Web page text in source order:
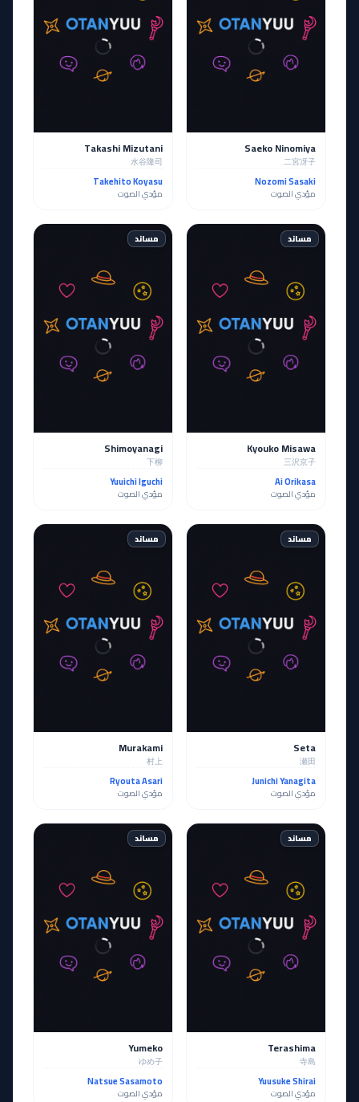
Saeko Ninomiya
二宮冴子
Nozomi Sasaki
مؤدي الصوت
Takashi Mizutani
水谷隆司
Takehito Koyasu
مؤدي الصوت
مساند
Kyouko Misawa
三沢京子
Ai Orikasa
مؤدي الصوت
مساند
Shimoyanagi
下柳
Yuuichi Iguchi
مؤدي الصوت
مساند
Seta
瀬田
Junichi Yanagita
مؤدي الصوت
مساند
Murakami
村上
Ryouta Asari
مؤدي الصوت
مساند
Terashima
寺島
Yuusuke Shirai
مؤدي الصوت
مساند
Yumeko
ゆめ子
Natsue Sasamoto
مؤدي الصوت